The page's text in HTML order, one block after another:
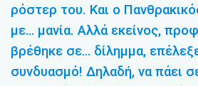
ρόστερ του. Και ο
με… μανία. Αλλά εκείνος,
βρέθηκε σε… δίλημμα,
συνδυασμό! Δηλαδή, να πάει